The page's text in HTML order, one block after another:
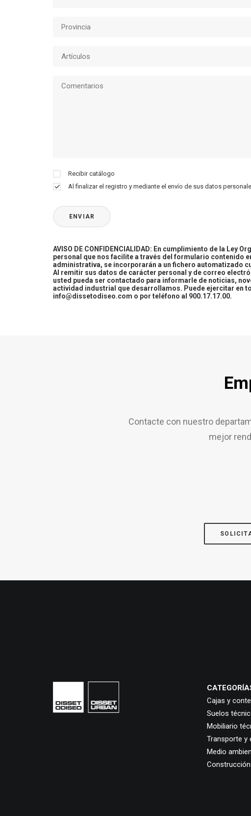
Recibir catálogo
Al finalizar el registro y mediante el envío de sus datos
AVISO DE CONFIDENCIALIDAD: En cumplimiento de la
personal que nos facilite a través del formulario contenido
administrativa, se incorporarán a un fichero automatizado
Al remitir sus datos de carácter personal y de correo
usted pueda ser contactado para informarle de noticias,
actividad industrial que desarrollamos. Puede ejercitar en
info@dissetodiseo.com o por teléfono al 900.17.17.00.
Contacte con nuestro
mejor
Cajas y
Suelos
Mobiliario
Transporte y
Medio
Construcción